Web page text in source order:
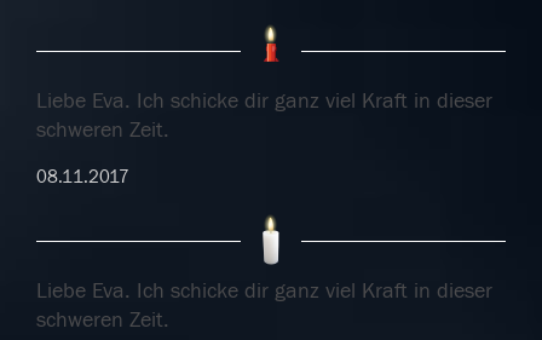
Liebe Eva. Ich schicke dir ganz viel Kraft in dieser
schweren Zeit.
08.11.2017
Liebe Eva. Ich schicke dir ganz viel Kraft in dieser
schweren Zeit.